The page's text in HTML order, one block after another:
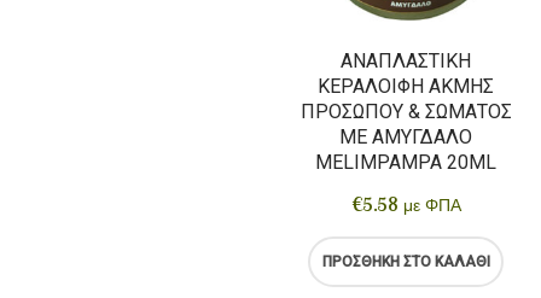
ΑΝΑΠΛΑΣΤΙΚΉ
ΚΕΡΑΛΟΙΦΉ ΑΚΜΉΣ
ΠΡΟΣΏΠΟΥ & ΣΏΜΑΤΟΣ
ΜΕ ΑΜΎΓΔΑΛΟ
MELIMPAMPA 20ML
€5.58 με ΦΠΑ
ΠΡΟΣΘΉΚΗ ΣΤΟ ΚΑΛΆΘΙ